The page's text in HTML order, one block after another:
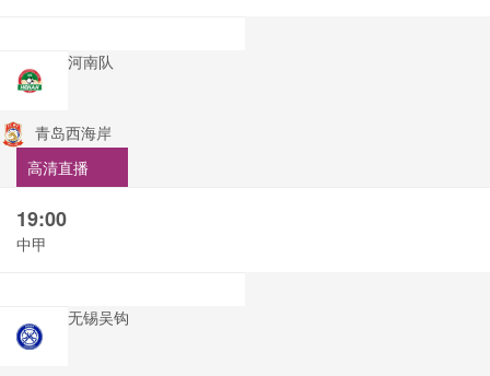
河南队
青岛西海岸
高清直播
19:00
中甲
无锡吴钩